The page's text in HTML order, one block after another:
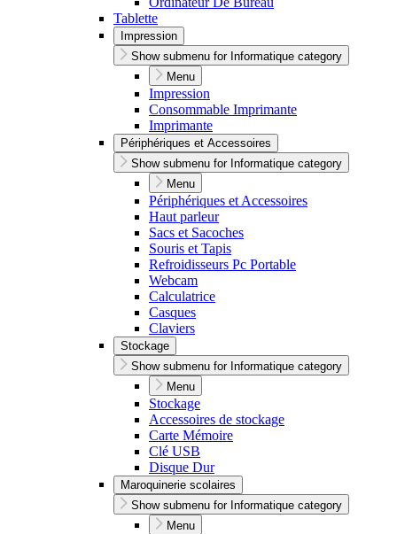
Tablette
Impression
Show submenu for Informatique category
Menu
Impression
Consommable Imprimante
Imprimante
Périphériques et Accessoires
Show submenu for Informatique category
Menu
Périphériques et Accessoires
Haut parleur
Sacs et Sacoches
Souris et Tapis
Refroidisseurs Pc Portable
Webcam
Calculatrice
Casques
Claviers
Stockage
Show submenu for Informatique category
Menu
Stockage
Accessoires de stockage
Carte Mémoire
Clé USB
Disque Dur
Maroquinerie scolaires
Show submenu for Informatique category
Menu